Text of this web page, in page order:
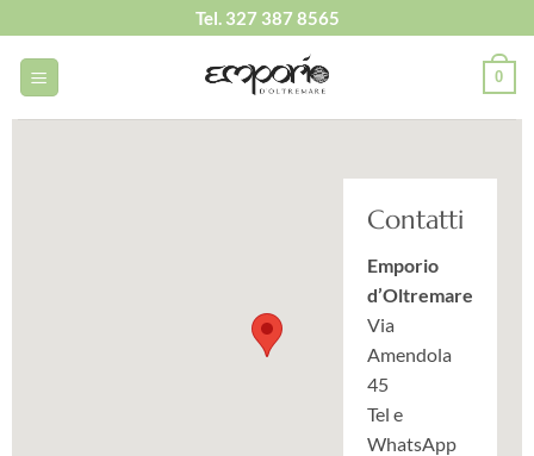
ai
contenuti
Tel. 327 387 8565
0
Contatti
Emporio
d’Oltremare
Via
Amendola
45
Tel e
WhatsApp